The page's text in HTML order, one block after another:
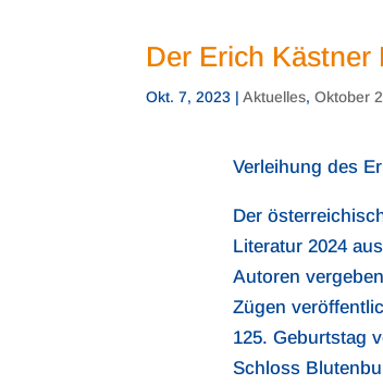
Der Erich
Okt. 7, 2023 |Aktuelles,Oktober
Verleihung des
Der
Literatur 2024
Autoren
Zügen
125. Geburtstag
Schloss